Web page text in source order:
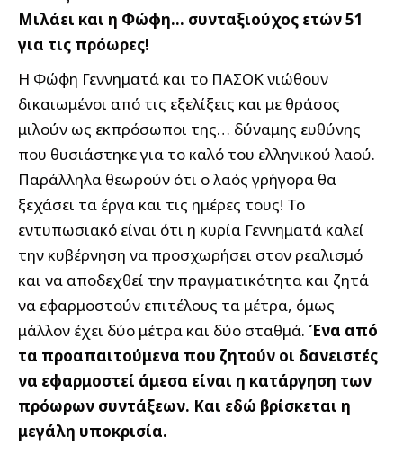
Μιλάει και η Φώφη… συνταξιούχος ετών 51
για τις πρόωρες!
Η Φώφη Γεννηματά και το ΠΑΣΟΚ νιώθουν
δικαιωμένοι από τις εξελίξεις και με θράσος
μιλούν ως εκπρόσωποι της… δύναμης ευθύνης
που θυσιάστηκε για το καλό του ελληνικού λαού.
Παράλληλα θεωρούν ότι ο λαός γρήγορα θα
ξεχάσει τα έργα και τις ημέρες τους! Το
εντυπωσιακό είναι ότι η κυρία Γεννηματά καλεί
την κυβέρνηση να προσχωρήσει στον ρεαλισμό
και να αποδεχθεί την πραγματικότητα και ζητά
να εφαρμοστούν επιτέλους τα μέτρα, όμως
μάλλον έχει δύο μέτρα και δύο σταθμά. Ένα από
τα προαπαιτούμενα που ζητούν οι δανειστές
να εφαρμοστεί άμεσα είναι η κατάργηση των
πρόωρων συντάξεων. Και εδώ βρίσκεται η
μεγάλη υποκρισία.